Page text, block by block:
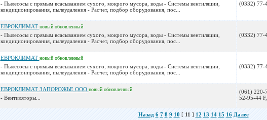
- Пылесосы с прямым всасыванием сухого, мокрого мусора, воды - Системы вентиляции,
кондиционирования, пылеудаления - Расчет, подбор оборудования, пос...
(0332) 77-
ЕВРОКЛИМАТ новый обновленный
- Пылесосы с прямым всасыванием сухого, мокрого мусора, воды - Системы вентиляции,
кондиционирования, пылеудаления - Расчет, подбор оборудования, пос...
(0332) 77-
ЕВРОКЛИМАТ новый обновленный
- Пылесосы с прямым всасыванием сухого, мокрого мусора, воды - Системы вентиляции,
кондиционирования, пылеудаления - Расчет, подбор оборудования, пос...
(0332) 77-
ЕВРОКЛИМАТ ЗАПОРОЖЬЕ ООО новый обновленный
- Вентиляторы...
(061) 220-
52-95-44
Назад 6 7 8 9 10 [ 11 ] 12 13 14 15 16 Далее